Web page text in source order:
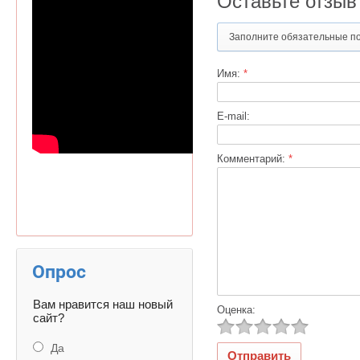
Заполните обязательные
Имя: *
E-mail:
Комментарий: *
Оценка:
Опрос
Вам нравится наш новый
сайт?
Да